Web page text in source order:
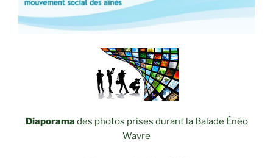
Diaporama des photos prises durant la Balade Énéo
Wavre